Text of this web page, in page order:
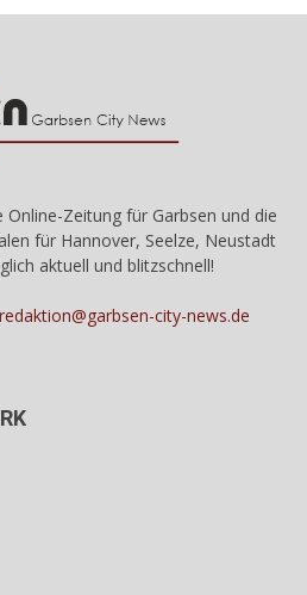
Online-Zeitung für Garbsen und die
für Hannover, Seelze, Neustadt
aktuell und blitzschnell!
redaktion@garbsen-city-news.de